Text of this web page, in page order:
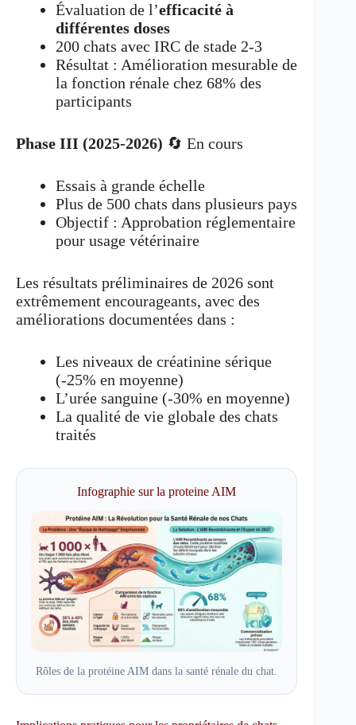
Évaluation de l’efficacité à
différentes doses
200 chats avec IRC de stade 2-3
Résultat : Amélioration mesurable de
la fonction rénale chez 68% des
participants
Phase III (2025-2026) 🔄 En cours
Essais à grande échelle
Plus de 500 chats dans plusieurs pays
Objectif : Approbation réglementaire
pour usage vétérinaire
Les résultats préliminaires de 2026 sont
extrêmement encourageants, avec des
améliorations documentées dans :
Les niveaux de créatinine sérique
(-25% en moyenne)
L’urée sanguine (-30% en moyenne)
La qualité de vie globale des chats
traités
Infographie sur la proteine AIM
Rôles de la protéine AIM dans la santé rénale du chat.